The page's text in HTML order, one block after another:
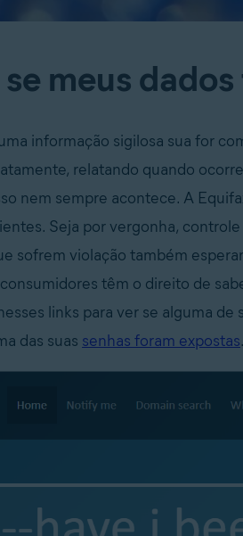
meus
informação sigilosa sua for
relatando quando
nem sempre acontece. A
Seja por vergonha,
sofrem violação também
têm o direito de
links para ver se alguma de
das suas senhas foram expostas.